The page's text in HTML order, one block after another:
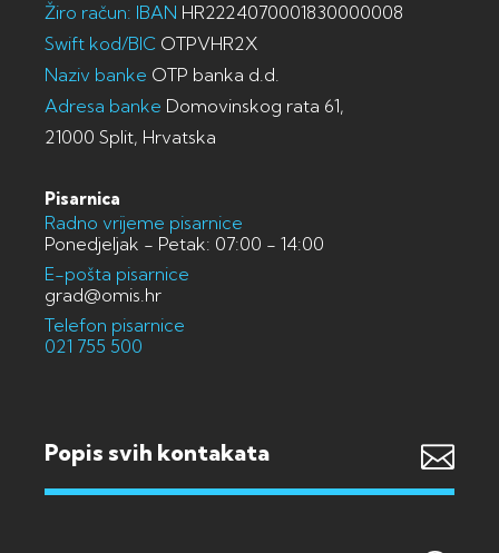
Žiro račun: IBAN HR2224070001830000008
Swift kod/BIC OTPVHR2X
Naziv banke OTP banka d.d.
Adresa banke Domovinskog rata 61,
21000 Split, Hrvatska
Pisarnica
Radno vrijeme pisarnice
Ponedjeljak - Petak: 07:00 - 14:00
E-pošta pisarnice
grad@omis.hr
Telefon pisarnice
021 755 500
Popis svih kontakata